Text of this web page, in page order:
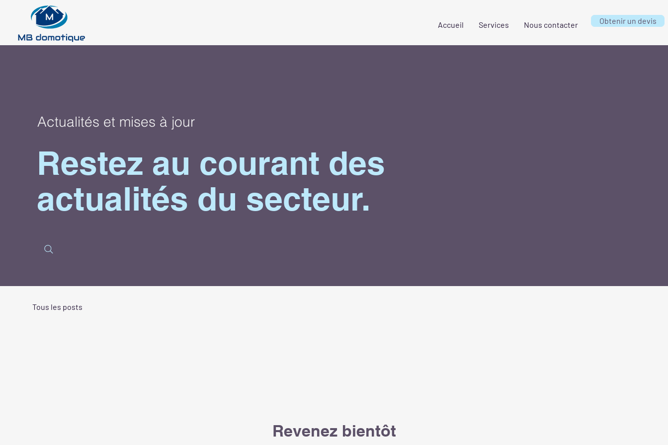
Accueil Services Nous contacter Obtenir un devis
Actualités et mises à jour
Restez au courant des
actualités du secteur.
Tous les posts
Revenez bientôt